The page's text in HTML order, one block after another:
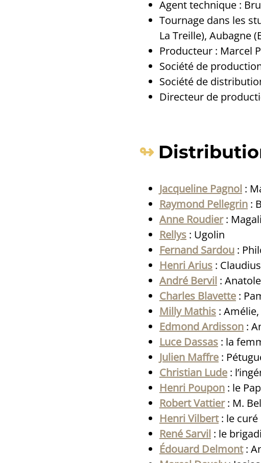
Agent technique :
Tournage dans les
La Treille), Aubagne
Producteur : Marcel
Société de
Société de
Directeur de
Jacqueline Pagnol :
Raymond Pellegrin :
Anne Roudier:
Rellys : Ugolin
Fernand Sardou :
Henri Arius :
André Bervil :
Charles Blavette :
Milly Mathis :
Edmond Ardisson :
Luce Dassas : la
Julien Maffre :
Christian Lude :
Henri Poupon : le
Robert Vattier: M.
Henri Vilbert: le curé
René Sarvil : le
Édouard Delmont: